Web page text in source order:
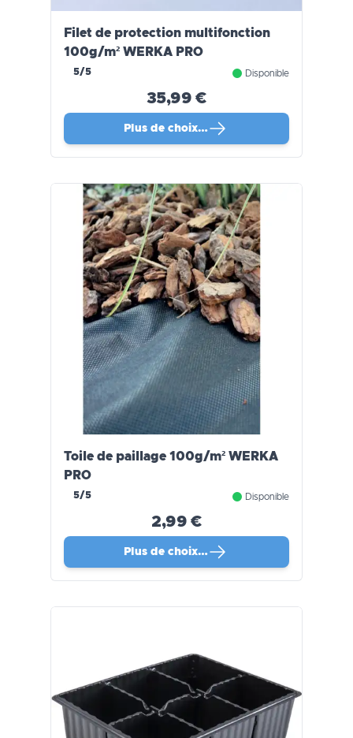
Filet de protection multifonction
100g/m² WERKA PRO
5/5 Disponible
35,99 €
Plus de choix…
Toile de paillage 100g/m² WERKA
PRO
5/5 Disponible
2,99 €
Plus de choix…